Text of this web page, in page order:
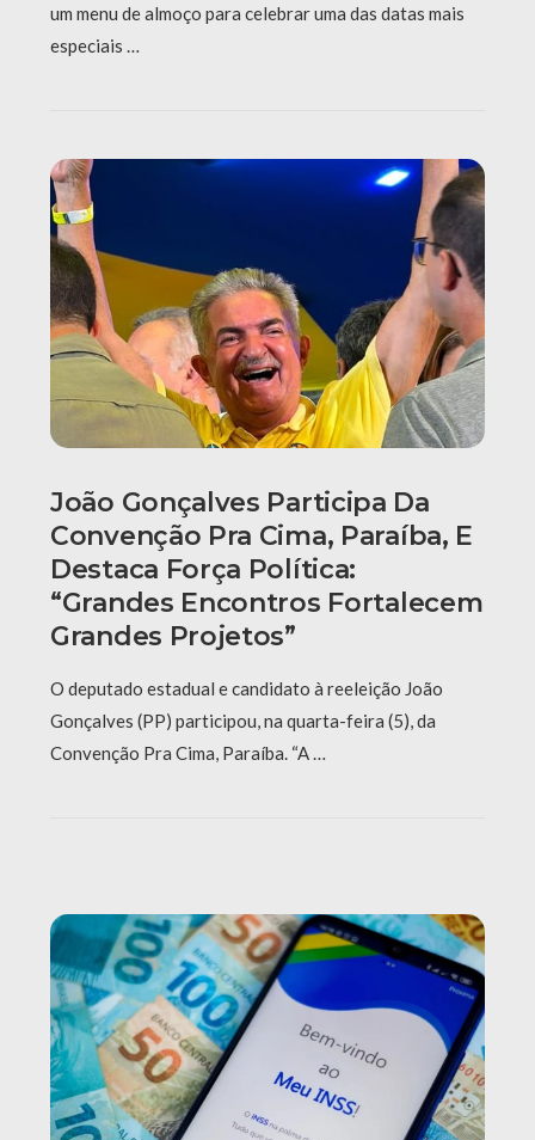
um menu de almoço para celebrar uma das datas mais
especiais …
João Gonçalves Participa Da
Convenção Pra Cima, Paraíba, E
Destaca Força Política:
“grandes Encontros Fortalecem
Grandes Projetos”
O deputado estadual e candidato à reeleição João
Gonçalves (PP) participou, na quarta-feira (5), da
Convenção Pra Cima, Paraíba. “A …